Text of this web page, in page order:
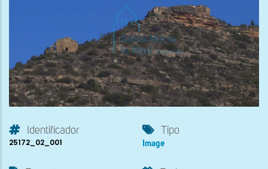
Identificador
25172_02_001
Tipo
Image